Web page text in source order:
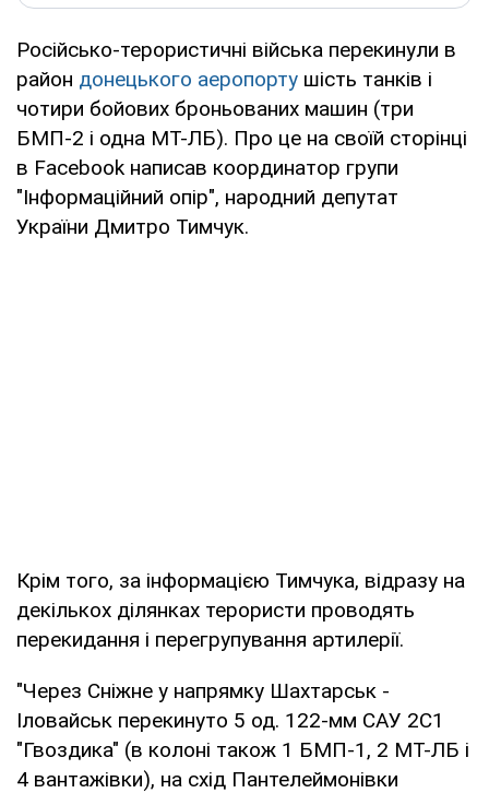
Російсько-терористичні війська перекинули в
район донецького аеропорту шість танків і
чотири бойових броньованих машин (три
БМП-2 і одна МТ-ЛБ). Про це на своїй сторінці
в Facebook написав координатор групи
"Інформаційний опір", народний депутат
України Дмитро Тимчук.
Крім того, за інформацією Тимчука, відразу на
декількох ділянках терористи проводять
перекидання і перегрупування артилерії.
"Через Сніжне у напрямку Шахтарськ -
Іловайськ перекинуто 5 од. 122-мм САУ 2С1
"Гвоздика" (в колоні також 1 БМП-1, 2 МТ-ЛБ і
4 вантажівки), на схід Пантелеймонівки